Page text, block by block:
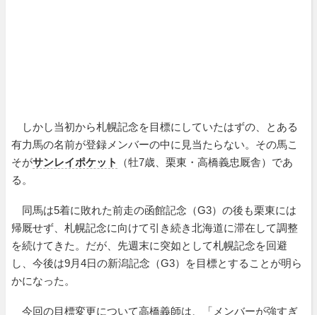
しかし当初から札幌記念を目標にしていたはずの、とある
有力馬の名前が登録メンバーの中に見当たらない。その馬こ
そがサンレイポケット
（牡7歳、栗東・高橋義忠厩舎）であ
る。
同馬は5着に敗れた前走の函館記念（G3）の後も栗東には
帰厩せず、札幌記念に向けて引き続き北海道に滞在して調整
を続けてきた。だが、先週末に突如として札幌記念を回避
し、今後は9月4日の新潟記念（G3）を目標とすることが明ら
かになった。
今回の目標変更について高橋義師は、「メンバーが強すぎ